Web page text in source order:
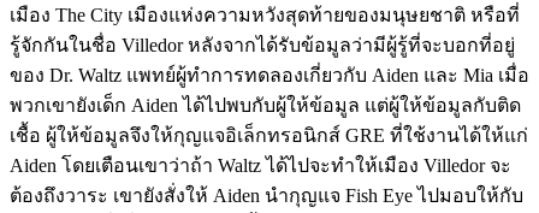
เมือง The City เมืองแห่งความหวังสุดท้ายของมนุษยชาติ หรือที่
รู้จักกันในชื่อ Villedor หลังจากได้รับข้อมูลว่ามีผู้รู้ที่จะบอกที่อยู่
ของ Dr. Waltz แพทย์ผู้ทำการทดลองเกี่ยวกับ Aiden และ Mia เมื่อ
พวกเขายังเด็ก Aiden ได้ไปพบกับผู้ให้ข้อมูล แต่ผู้ให้ข้อมูลกับติด
เชื้อ ผู้ให้ข้อมูลจึงให้กุญแจอิเล็กทรอนิกส์ GRE ที่ใช้งานได้ให้แก่
Aiden โดยเตือนเขาว่าถ้า Waltz ได้ไปจะทำให้เมือง Villedor จะ
ต้องถึงวาระ เขายังสั่งให้ Aiden นำกุญแจ Fish Eye ไปมอบให้กับ